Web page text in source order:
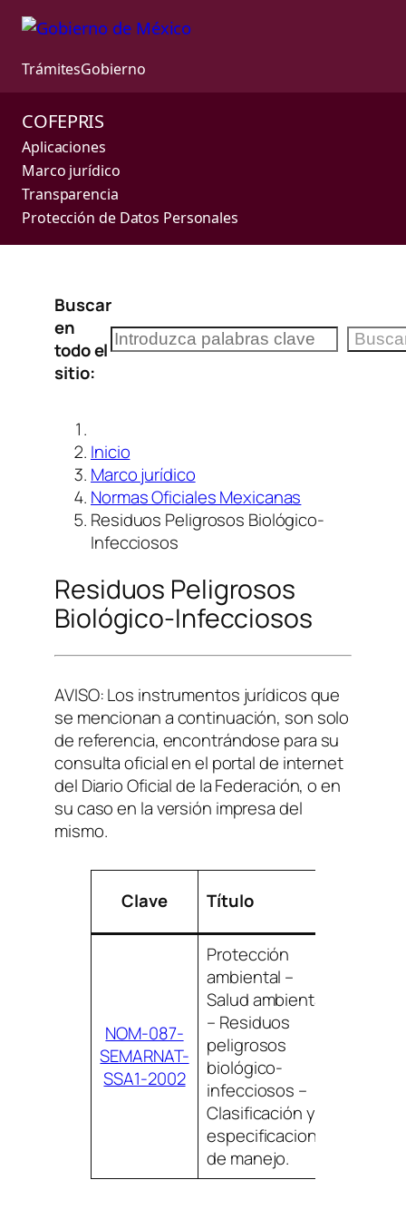
TrámitesGobierno
COFEPRIS
Aplicaciones
Marco jurídico
Transparencia
Protección de Datos Personales
contenido
Buscar
en
todo el
sitio:
Buscar
Inicio
Marco jurídico
Normas Oficiales Mexicanas
Residuos Peligrosos Biológico-
Infecciosos
Residuos Peligrosos
Biológico-Infecciosos
AVISO: Los instrumentos jurídicos que
se mencionan a continuación, son solo
de referencia, encontrándose para su
consulta oficial en el portal de internet
del Diario Oficial de la Federación, o en
su caso en la versión impresa del
mismo.
Clave Título
NOM-087-
SEMARNAT-
SSA1-2002
Protección
ambiental –
Salud ambiental
– Residuos
peligrosos
biológico-
infecciosos –
Clasificación y
especificaciones
de manejo.